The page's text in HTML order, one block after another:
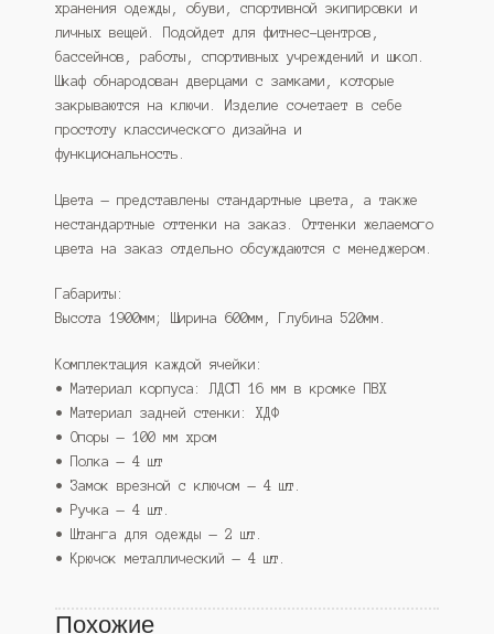
хранения одежды, обуви, спортивной экипировки и
личных вещей. Подойдет для фитнес-центров,
бассейнов, работы, спортивных учреждений и школ.
Шкаф обнародован дверцами с замками, которые
закрываются на ключи. Изделие сочетает в себе
простоту классического дизайна и
функциональность.
Цвета — представлены стандартные цвета, а также
нестандартные оттенки на заказ. Оттенки желаемого
цвета на заказ отдельно обсуждаются с менеджером.
Габариты:
Высота 1900мм; Ширина 600мм, Глубина 520мм.
Комплектация каждой ячейки:
• Материал корпуса: ЛДСП 16 мм в кромке ПВХ
• Материал задней стенки: ХДФ
• Опоры — 100 мм хром
• Полка — 4 шт
• Замок врезной с ключом — 4 шт.
• Ручка — 4 шт.
• Штанга для одежды — 2 шт.
• Крючок металлический — 4 шт.
Похожие